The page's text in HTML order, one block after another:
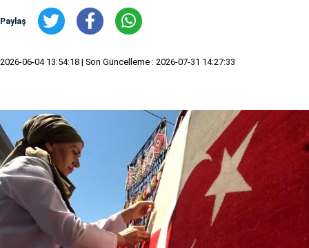
Paylaş
2026-06-04 13:54:18 | Son Güncelleme : 2026-07-31 14:27:33